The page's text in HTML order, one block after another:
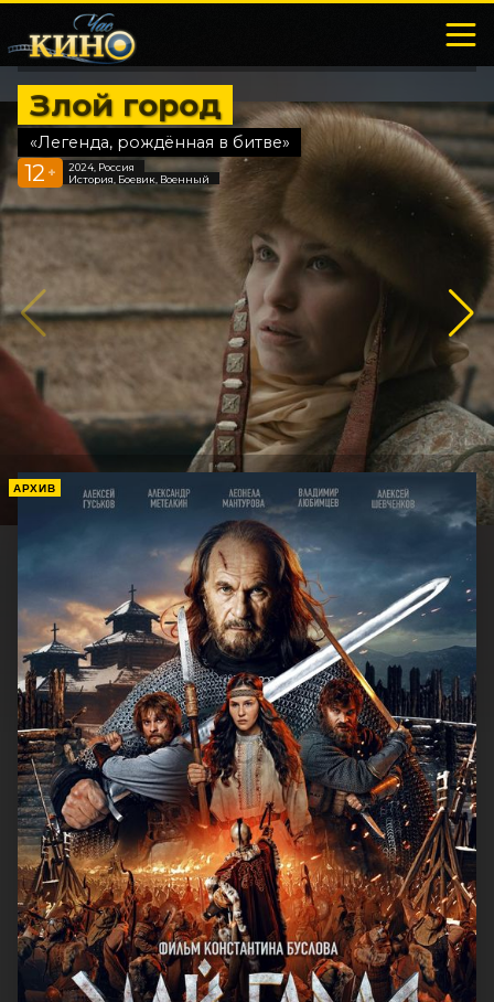
Злой город
«Легенда, рождённая в битве»
12 +
2024, Россия
История, Боевик, Военный
АРХИВ